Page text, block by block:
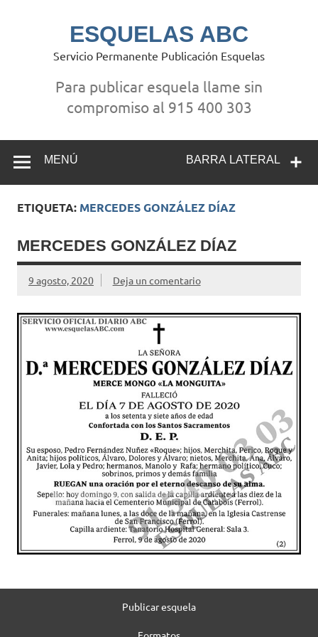
ESQUELAS ABC
Servicio Permanente Publicación Esquelas
Para publicar esquela llame sin
compromiso al 915 400 303
BARRA LATERAL
MENÚ
ETIQUETA: MERCEDES GONZÁLEZ DÍAZ
MERCEDES GONZÁLEZ DÍAZ
9 agosto, 2020 Deja un comentario
Publicar esquela